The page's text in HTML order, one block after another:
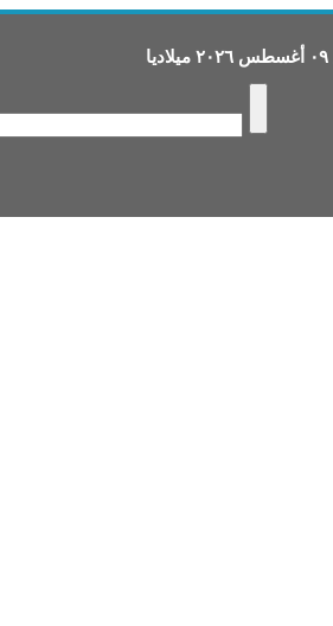
٠٩ أغسطس ٢٠٢٦ ميلاديا